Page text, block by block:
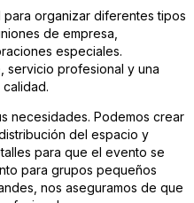
para organizar diferentes tipos
de empresa,
especiales.
servicio profesional y una
necesidades. Podemos crear
del espacio y
para que el evento se
para grupos pequeños
nos aseguramos de que